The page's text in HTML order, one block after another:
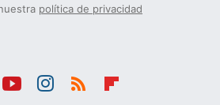
política de privacidad